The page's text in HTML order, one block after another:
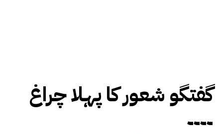
گفتگو شعور کا پہلا چراغ
۔۔۔۔